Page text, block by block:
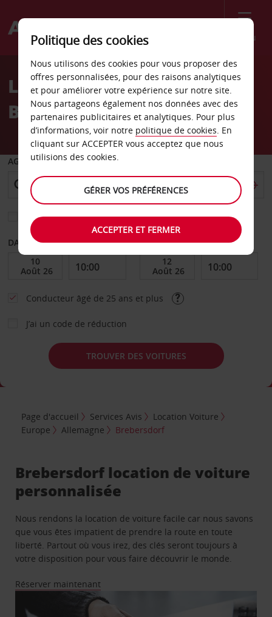
Menu
Welcome
AvisLocation de voiture
Brebersdorf
AGENCE DE DÉPART
Sélectionnez une autre agence de retour
DATE DE DÉBUT DATE DE FIN
Conducteur âgé de 25 ans et plus
J’ai un code de réduction
TROUVER DES VOITURES
Page d'accueil Services Avis
Location Voiture
Europe
Allemagne Brebersdorf
Brebersdorf location de voiture
personnalisée
Nous rendons la location de voiture facile car nous savons
que vous êtes impatient de prendre la route en toute
liberté. Partout où vous irez, des clés seront toujours à
votre disposition pour vous faire découvrir le monde.
Réserver maintenant
Politique des cookies
Nous utilisons des cookies pour vous proposer des
offres personnalisées, pour des raisons analytiques
et pour améliorer votre expérience sur notre site.
Nous partageons également nos données avec des
partenaires publicitaires et analytiques. Pour plus
d’informations, voir notre politique de cookies. En
cliquant sur ACCEPTER vous acceptez que nous
utilisions des cookies.
GÉRER VOS PRÉFÉRENCES
ACCEPTER ET FERMER